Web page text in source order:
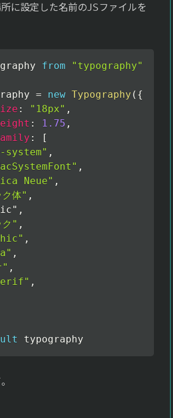
に設定した名前のJSファイルを
from "typography"
= new Typography ( {
: "18px" ,
: 1.75 ,
:
[
,
,
Neue" ,
ク体" ,
,
ク" ,
,
,
" ,
,
typography